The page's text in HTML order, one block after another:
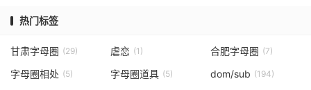
热门标签
甘肃字母圈 (29) 虐恋 (1) 合肥字母圈 (7)
字母圈相处 (5) 字母圈道具 (5) dom/sub (194)